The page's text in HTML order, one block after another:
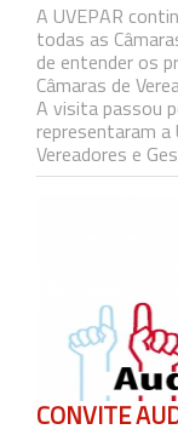
A UVEPAR
todas as
de entender os
Câmaras de
A visita passou
representaram a
Vereadores e
CONVITE